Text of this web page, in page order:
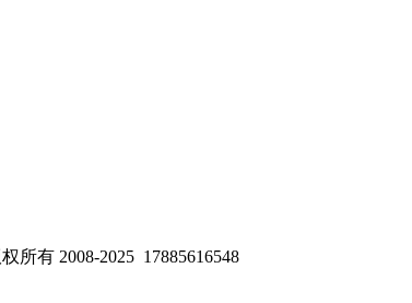
所有 2008-2025 17885616548